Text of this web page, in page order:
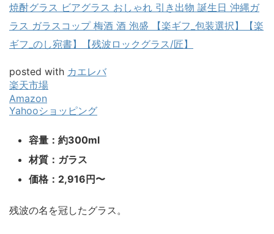
焼酎グラス ビアグラス おしゃれ 引き出物 誕生日 沖縄ガ
ラス ガラスコップ 梅酒 酒 泡盛 【楽ギフ_包装選択】【楽
ギフ_のし宛書】【残波ロックグラス/匠】
posted with カエレバ
楽天市場
Amazon
Yahooショッピング
容量：約300ml
材質：ガラス
価格：2,916円〜
残波の名を冠したグラス。